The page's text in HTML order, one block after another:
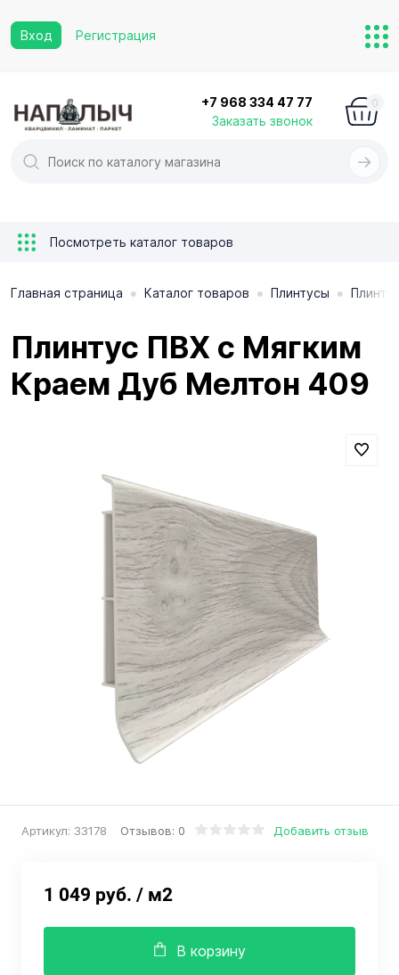
Вход Регистрация
+7 968 334 47 77
Заказать звонок
0
Посмотреть каталог товаров
Главная страница • Каталог товаров • Плинтусы •
Плинтус ПВХ с Мягким
Краем Дуб Мелтон 409
Отзывов: 0 Добавить отзыв
Артикул: 33178
1 049 руб. / м2
В корзину